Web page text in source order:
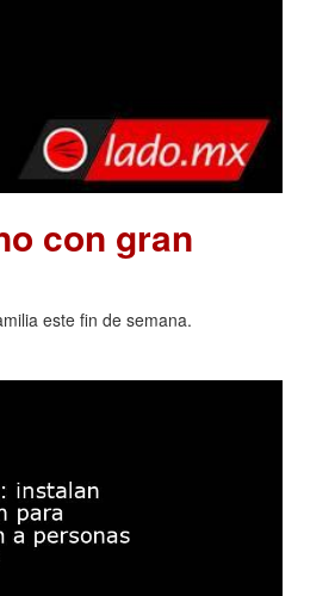
con gran
este fin de semana.